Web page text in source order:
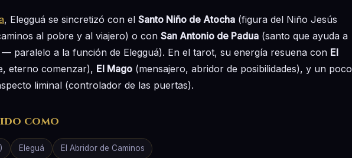
, Elegguá se sincretizó con el Santo Niño de Atocha (figura del Niño Jesús
al pobre y al viajero) o con San Antonio de Padua (santo que ayuda a
paralelo a la función de Elegguá). En el tarot, su energía resuena con El
eterno comenzar), El Mago (mensajero, abridor de posibilidades), y un poco
liminal (controlador de las puertas).
como
Eleguá El Abridor de Caminos